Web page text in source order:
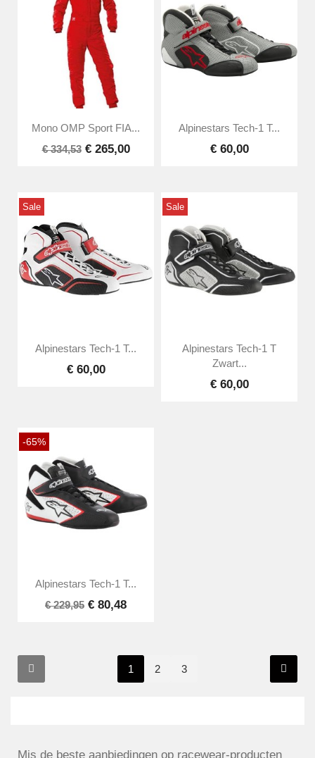
Mono OMP Sport FIA...
€ 334,53 € 265,00
Alpinestars Tech-1 T...
€ 60,00
Sale
Alpinestars Tech-1 T...
€ 60,00
Sale
Alpinestars Tech-1 T
Zwart...
€ 60,00
-65%
Alpinestars Tech-1 T...
€ 229,95 € 80,48
1 2 3
Mis de beste aanbiedingen op racewear-producten